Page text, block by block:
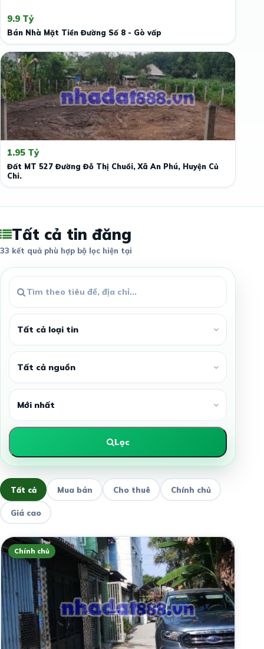
9.9 Tỷ
Bán Nhà Mặt Tiền Đường Số 8 - Gò vấp
1.95 Tỷ
Đất MT 527 Đường Đỗ Thị Chuồi, Xã An Phú, Huyện Củ
Chi.
Tất cả tin đăng
33 kết quả phù hợp bộ lọc hiện tại
Lọc
Tất cả Mua bán Cho thuê Chính chủ
Giá cao
Chính chủ